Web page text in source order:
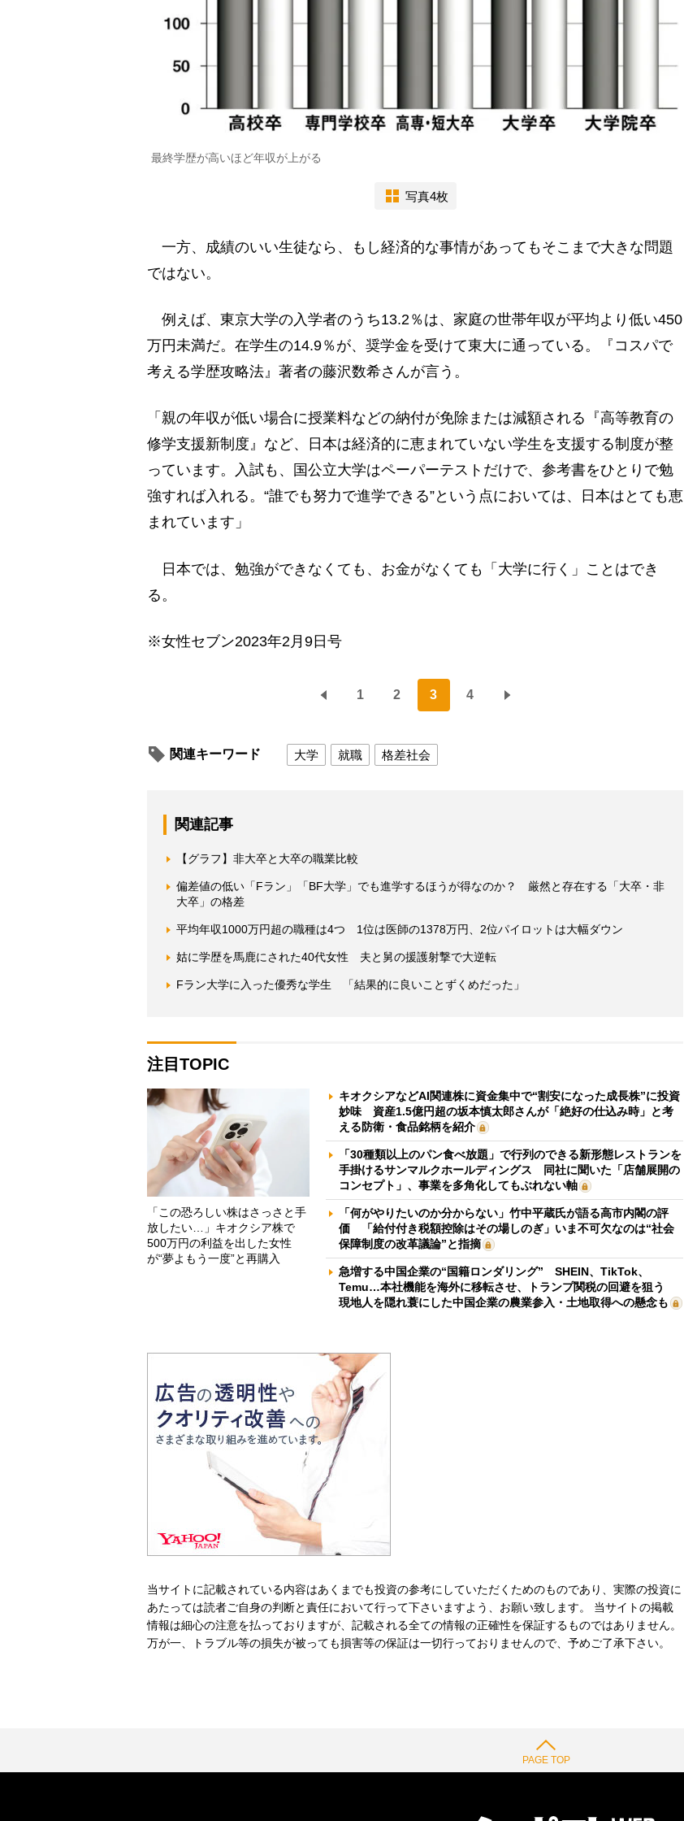
最終学歴が高いほど年収が上がる
写真4枚
一方、成績のいい生徒なら、もし経済的な事情があってもそこまで大きな問題
ではない。
例えば、東京大学の入学者のうち13.2％は、家庭の世帯年収が平均より低い450
万円未満だ。在学生の14.9％が、奨学金を受けて東大に通っている。『コスパで
考える学歴攻略法』著者の藤沢数希さんが言う。
「親の年収が低い場合に授業料などの納付が免除または減額される『高等教育の
修学支援新制度』など、日本は経済的に恵まれていない学生を支援する制度が整
っています。入試も、国公立大学はペーパーテストだけで、参考書をひとりで勉
強すれば入れる。“誰でも努力で進学できる”という点においては、日本はとても恵
まれています」
日本では、勉強ができなくても、お金がなくても「大学に行く」ことはでき
る。
※女性セブン2023年2月9日号
1 2 3 4
関連キーワード 大学 就職 格差社会
関連記事
【グラフ】非大卒と大卒の職業比較
偏差値の低い「Fラン」「BF大学」でも進学するほうが得なのか？ 厳然と存在する「大卒・非
大卒」の格差
平均年収1000万円超の職種は4つ 1位は医師の1378万円、2位パイロットは大幅ダウン
姑に学歴を馬鹿にされた40代女性 夫と舅の援護射撃で大逆転
Fラン大学に入った優秀な学生 「結果的に良いことずくめだった」
注目TOPIC
「この恐ろしい株はさっさと手
放したい…」キオクシア株で
500万円の利益を出した女性
が“夢よもう一度”と再購入
キオクシアなどAI関連株に資金集中で“割安になった成長株”に投資
妙味 資産1.5億円超の坂本慎太郎さんが「絶好の仕込み時」と考
える防衛・食品銘柄を紹介
「30種類以上のパン食べ放題」で行列のできる新形態レストランを
手掛けるサンマルクホールディングス 同社に聞いた「店舗展開の
コンセプト」、事業を多角化してもぶれない軸
「何がやりたいのか分からない」竹中平蔵氏が語る高市内閣の評
価 「給付付き税額控除はその場しのぎ」いま不可欠なのは“社会
保障制度の改革議論”と指摘
急増する中国企業の“国籍ロンダリング” SHEIN、TikTok、
Temu…本社機能を海外に移転させ、トランプ関税の回避を狙う
現地人を隠れ蓑にした中国企業の農業参入・土地取得への懸念も
当サイトに記載されている内容はあくまでも投資の参考にしていただくためのものであり、実際の投資に
あたっては読者ご自身の判断と責任において行って下さいますよう、お願い致します。 当サイトの掲載
情報は細心の注意を払っておりますが、記載される全ての情報の正確性を保証するものではありません。
万が一、トラブル等の損失が被っても損害等の保証は一切行っておりませんので、予めご了承下さい。
PAGE TOP